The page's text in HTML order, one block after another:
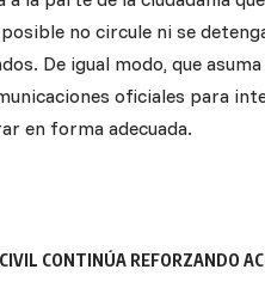
no circule ni se
De igual modo, que
oficiales para
en forma adecuada.
CONTINÚA REFORZANDO